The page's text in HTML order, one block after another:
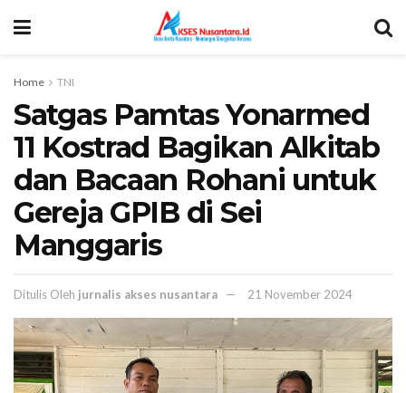
Home TNI
Satgas Pamtas Yonarmed
11 Kostrad Bagikan Alkitab
dan Bacaan Rohani untuk
Gereja GPIB di Sei
Manggaris
Ditulis Oleh jurnalis akses nusantara 21 November 2024